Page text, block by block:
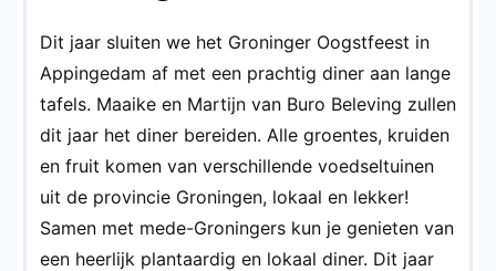
Dit jaar sluiten we het Groninger Oogstfeest in
Appingedam af met een prachtig diner aan lange
tafels. Maaike en Martijn van Buro Beleving zullen
dit jaar het diner bereiden. Alle groentes, kruiden
en fruit komen van verschillende voedseltuinen
uit de provincie Groningen, lokaal en lekker!
Samen met mede-Groningers kun je genieten van
een heerlijk plantaardig en lokaal diner. Dit jaar